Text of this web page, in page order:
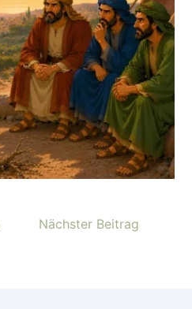
Nächster Beitrag